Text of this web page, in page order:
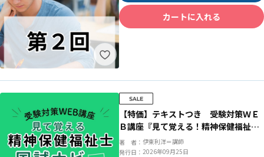
カートに入れる
【特価】テキストつき 受験対策ＷＥ
Ｂ講座『見て覚える！精神保健福祉士
国試ナビ［専門科目］２０２７』
著 者： 伊東利洋＝講師
発行日： 2026年09月25日